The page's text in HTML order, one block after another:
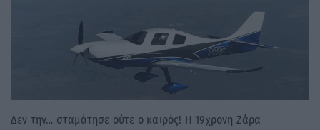
Δεν την… σταμάτησε ούτε ο καιρός! Η 19χρονη Ζάρα